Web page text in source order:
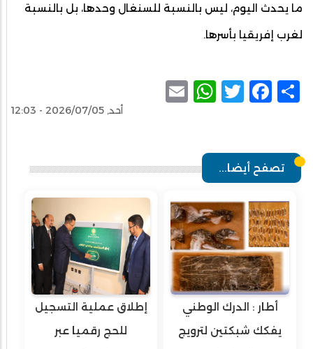
ما يحدث اليوم، ليس بالنسبة للسنغال وحدها، بل بالنسبة
لغرب إفريقيا بأسرها.
Share
Facebook
Twitter
WhatsApp
أحد, 2026/07/05 - 12:03
تصفح أيضا...
أطار : الدرك الوطني
يفكك شبكتين لترويج
إطلاق عملية التسجيل
للحج رقميا عبر